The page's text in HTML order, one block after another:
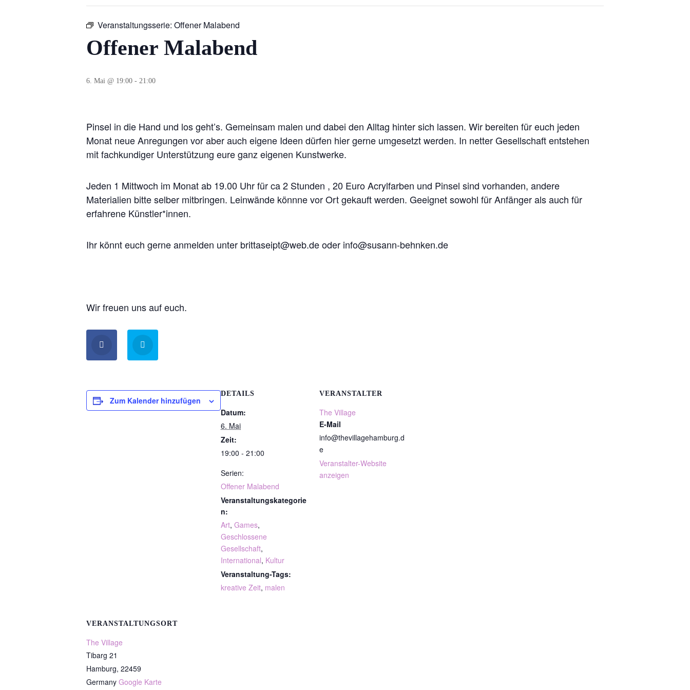
Veranstaltungsserie: Offener Malabend
Offener Malabend
6. Mai @ 19:00 - 21:00
Pinsel in die Hand und los geht’s. Gemeinsam malen und dabei den Alltag hinter sich lassen. Wir bereiten für euch jeden
Monat neue Anregungen vor aber auch eigene Ideen dürfen hier gerne umgesetzt werden. In netter Gesellschaft entstehen
mit fachkundiger Unterstützung eure ganz eigenen Kunstwerke.
Jeden 1 Mittwoch im Monat ab 19.00 Uhr für ca 2 Stunden , 20 Euro Acrylfarben und Pinsel sind vorhanden, andere
Materialien bitte selber mitbringen. Leinwände könnne vor Ort gekauft werden. Geeignet sowohl für Anfänger als auch für
erfahrene Künstler*innen.
Ihr könnt euch gerne anmelden unter brittaseipt@web.de oder info@susann-behnken.de
Wir freuen uns auf euch.
Zum Kalender hinzufügen
DETAILS
Datum:
6. Mai
Zeit:
19:00 - 21:00
Serien:
Offener Malabend
Veranstaltungskategorie
n:
Art, Games,
Geschlossene
Gesellschaft,
International, Kultur
Veranstaltung-Tags:
kreative Zeit, malen
VERANSTALTER
The Village
E-Mail
info@thevillagehamburg.d
e
Veranstalter-Website
anzeigen
VERANSTALTUNGSORT
The Village
Tibarg 21
Hamburg, 22459
Germany Google Karte